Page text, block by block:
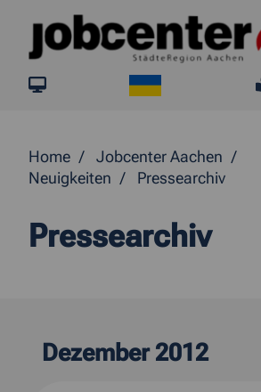
Springe direkt zum Inhalt
jobcenter.digital
Home
Jobcenter Aachen
Neuigkeiten
Pressearchiv
Pressearchiv
Dezember 2012